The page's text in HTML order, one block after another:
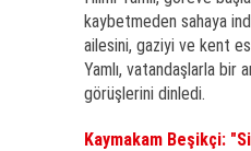
kaybetmeden sahaya
ailesini, gaziyi ve kent
Yamlı, vatandaşlarla bir
görüşlerini dinledi.
Kaymakam Beşikçi: